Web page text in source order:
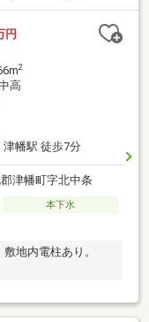
円
2
高
津幡駅 徒歩7分
津幡町字北中条
本下水
地内電柱あり。